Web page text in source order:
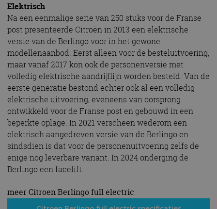
Elektrisch
Na een eenmalige serie van 250 stuks voor de Franse
post presenteerde Citroën in 2013 een elektrische
versie van de Berlingo voor in het gewone
modellenaanbod. Eerst alleen voor de besteluitvoering,
maar vanaf 2017 kon ook de personenversie met
volledig elektrische aandrijflijn worden besteld. Van de
eerste generatie bestond echter ook al een volledig
elektrische uitvoering, eveneens van oorsprong
ontwikkeld voor de Franse post en gebouwd in een
beperkte oplage. In 2021 verscheen wederom een
elektrisch aangedreven versie van de Berlingo en
sindsdien is dat voor de personenuitvoering zelfs de
enige nog leverbare variant. In 2024 onderging de
Berlingo een facelift.
meer Citroen Berlingo full electric